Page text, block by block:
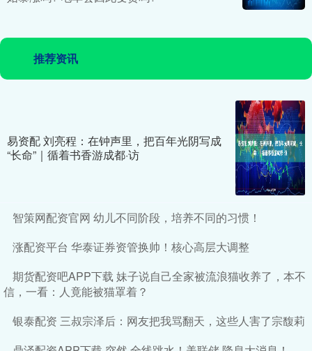
推荐资讯
易资配 刘亮程：在钟声里，把百年光阴写成
“长命”｜循着书香游成都·访
智策网配资官网 幼儿不同阶段，培养不同的习惯！
涨配资平台 华泰证券资管换帅！核心高层大调整
期货配资吧APP下载 妹子说自己全家被流浪猫收养了，本不
信，一看：人竟能被猫罩着？
银泰配资 三叔宗泽后：网友把我骂翻天，这些人害了宗馥莉